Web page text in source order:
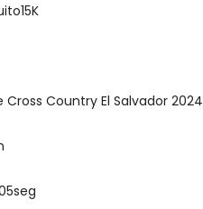
Country El Salvador 2024